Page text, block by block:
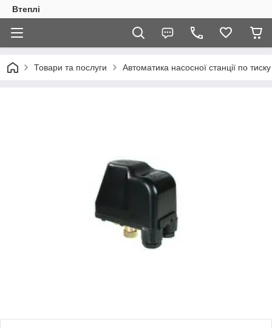
Втеплі
Товари та послуги Автоматика насосної станції по